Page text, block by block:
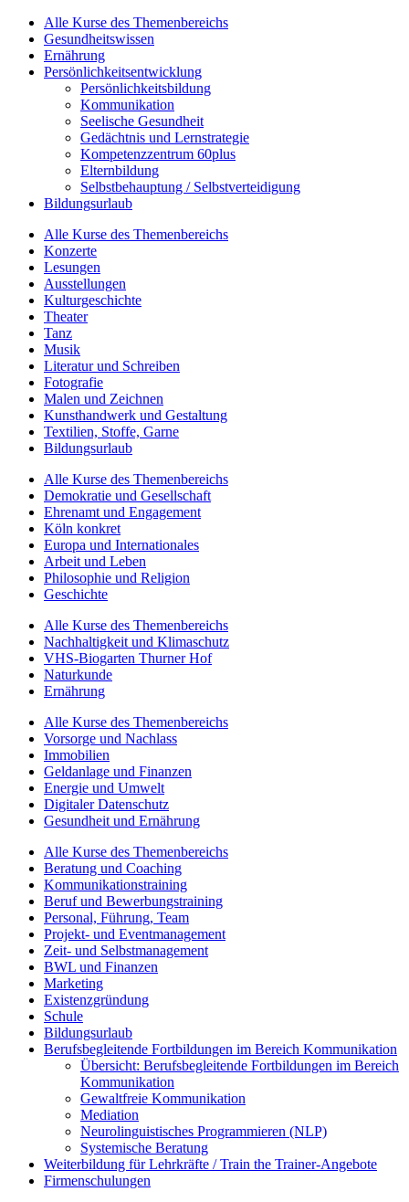
Alle Kurse des Themenbereichs
Gesundheitswissen
Ernährung
Persönlichkeitsentwicklung
Persönlichkeitsbildung
Kommunikation
Seelische Gesundheit
Gedächtnis und Lernstrategie
Kompetenzzentrum 60plus
Elternbildung
Selbstbehauptung / Selbstverteidigung
Bildungsurlaub
Alle Kurse des Themenbereichs
Konzerte
Lesungen
Ausstellungen
Kulturgeschichte
Theater
Tanz
Musik
Literatur und Schreiben
Fotografie
Malen und Zeichnen
Kunsthandwerk und Gestaltung
Textilien, Stoffe, Garne
Bildungsurlaub
Alle Kurse des Themenbereichs
Demokratie und Gesellschaft
Ehrenamt und Engagement
Köln konkret
Europa und Internationales
Arbeit und Leben
Philosophie und Religion
Geschichte
Alle Kurse des Themenbereichs
Nachhaltigkeit und Klimaschutz
VHS-Biogarten Thurner Hof
Naturkunde
Ernährung
Alle Kurse des Themenbereichs
Vorsorge und Nachlass
Immobilien
Geldanlage und Finanzen
Energie und Umwelt
Digitaler Datenschutz
Gesundheit und Ernährung
Alle Kurse des Themenbereichs
Beratung und Coaching
Kommunikationstraining
Beruf und Bewerbungstraining
Personal, Führung, Team
Projekt- und Eventmanagement
Zeit- und Selbstmanagement
BWL und Finanzen
Marketing
Existenzgründung
Schule
Bildungsurlaub
Berufsbegleitende Fortbildungen im Bereich Kommunikation
Übersicht: Berufsbegleitende Fortbildungen im Bereich
Kommunikation
Gewaltfreie Kommunikation
Mediation
Neurolinguistisches Programmieren (NLP)
Systemische Beratung
Weiterbildung für Lehrkräfte / Train the Trainer-Angebote
Firmenschulungen